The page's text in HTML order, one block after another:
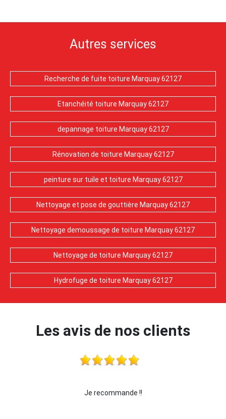
Autres services
Recherche de fuite toiture Marquay 62127
Etanchéité toiture Marquay 62127
depannage toiture Marquay 62127
Rénovation de toiture Marquay 62127
peinture sur tuile et toiture Marquay 62127
Nettoyage et pose de gouttière Marquay 62127
Nettoyage demoussage de toiture Marquay 62127
Nettoyage de toiture Marquay 62127
Hydrofuge de toiture Marquay 62127
Les avis de nos clients